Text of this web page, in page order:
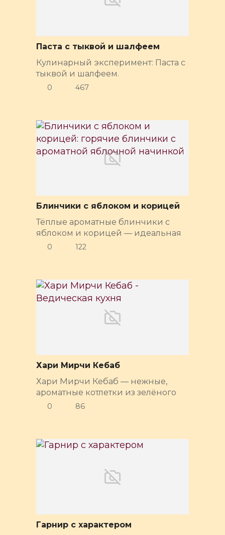
Паста с тыквой и шалфеем
Кулинарный эксперимент: Паста с
тыквой и шалфеем.
0 467
Блинчики с яблоком и корицей
Тёплые ароматные блинчики с
яблоком и корицей — идеальная
0 122
Хари Мирчи Кебаб
Хари Мирчи Кебаб — нежные,
ароматные котлетки из зелёного
0 86
Гарнир с характером